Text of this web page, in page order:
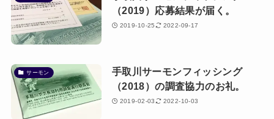
（2019）応募結果が届く。
2019-10-25 2022-09-17
サーモン
手取川サーモンフィッシング
（2018）の調査協力のお礼。
2019-02-03 2022-10-03